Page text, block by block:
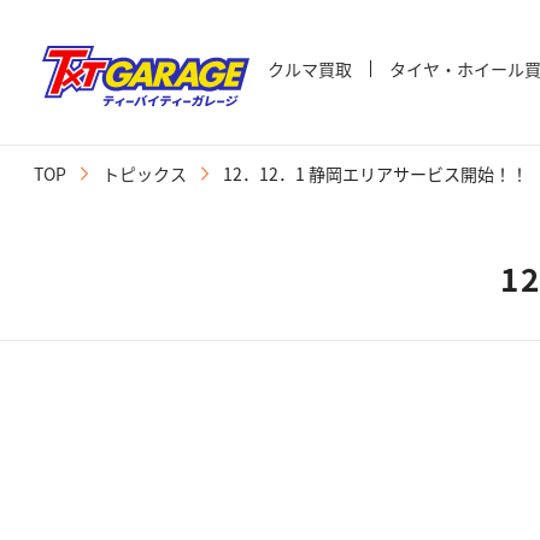
クルマ買取 タイヤ・ホイール
TOP トピックス 12．12．1 静岡エリアサービス開始！！